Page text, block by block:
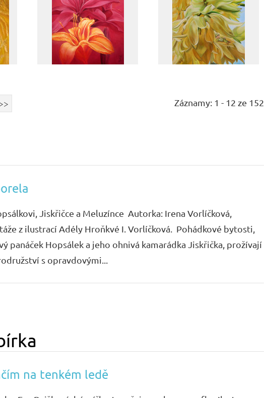
Záznamy: 1 - 12 ze 152
Jiskřičce a Meluzínce Autorka: Irena Vorlíčková,
z ilustrací Adély Hroňkvé I. Vorlíčková. Pohádkové bytosti,
panáček Hopsálek a jeho ohnivá kamarádka Jiskřička, prožívají
s opravdovými...
na tenkém ledě